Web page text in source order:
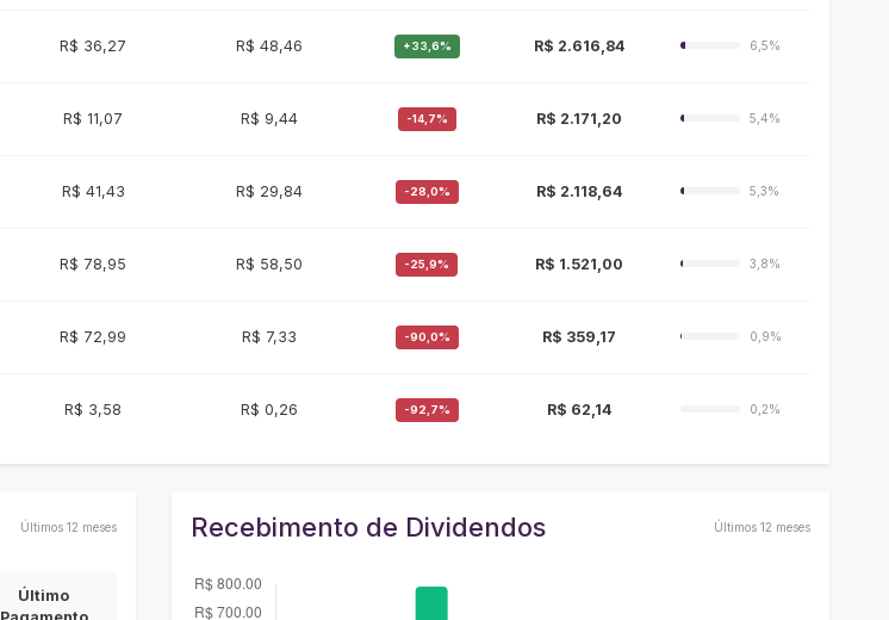
R$ 36,27 R$ 48,46 +33,6% R$ 2.616,84 6,5%
R$ 11,07 R$ 9,44 -14,7% R$ 2.171,20 5,4%
R$ 41,43 R$ 29,84 -28,0% R$ 2.118,64 5,3%
R$ 78,95 R$ 58,50 -25,9% R$ 1.521,00 3,8%
R$ 72,99 R$ 7,33 -90,0% R$ 359,17 0,9%
R$ 3,58 R$ 0,26 -92,7% R$ 62,14 0,2%
Últimos 12 meses
Último
Recebimento de Dividendos Últimos 12 meses